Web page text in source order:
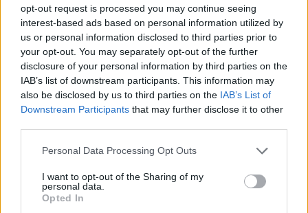
opt-out request is processed you may continue seeing
interest-based ads based on personal information utilized by
us or personal information disclosed to third parties prior to
your opt-out. You may separately opt-out of the further
disclosure of your personal information by third parties on the
IAB’s list of downstream participants. This information may
also be disclosed by us to third parties on the IAB’s List of
Downstream Participants that may further disclose it to other
Please note that this website/app uses one or more Google
not limited to your visit or usage behaviour. You may click to
grant or deny consent to Google and its third-party tags to
use your data for below specified purposes in below Google
Personal Data Processing Opt Outs
I want to opt-out of the Sharing of my
personal data.
Opted In
tovább